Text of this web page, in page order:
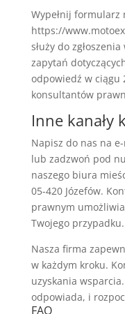
Wypełnij formularz
https://
służy do
zapytań
odpowiedź w ciągu
konsultantów
Inne kanały
Napisz do nas na
lub zadzwoń pod
naszego biura
05-420 Józefów.
prawnym
Twojego przypadku.
Nasza firma
w każdym kroku.
uzyskania
odpowiada, i
FAQ